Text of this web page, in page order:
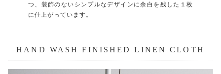
つ、装飾のないシンプルなデザインに余白を残した１枚
に仕上がっています。
HAND WASH FINISHED LINEN CLOTH